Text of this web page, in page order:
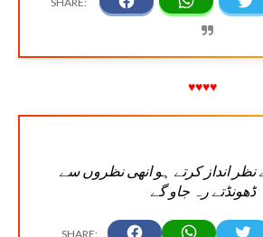
♥♥♥♥
انداز کرتے ہو انھی نظروں سے
ڈھونڈتے رہ جاو گے